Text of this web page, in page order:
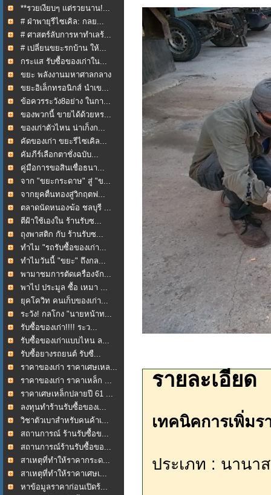
**รวยเงียบๆ แต่รวยนาน!...
# ฝ่าพายุรีไซเคิล: กลย...
# ศาสตร์ลับการหาทำเลร้...
# เปลี่ยนขยะรกบ้าน ให้...
กระแส รับซื้อของเก่าใน...
ขยะ พลังงานมหาศาลกลาง
ใ...
ขยะอิเล็กทรอนิกส์ นำเข...
ข้อควรระวัง8อย่าง ในกา...
ของพวกนี้ ขายได้ด้วยหร...
ของเก่าตัวไหน น่าเก็งก...
คัดของเก่า ขยะรีไซเคิล...
คัมภีร์เลือกตาชั่งฉบับ...
คู่มือการขอสินเชื่อธนา...
จาก "ขยะกระดาษ" สู่ "ข...
จากยุคตื่นทองสู่วิกฤตฟ...
ตลาดนัดหนองฆ้อ ชลบุรี ...
ตีฝ้าใช้เองใน ร้านรับซ...
ถุงพาสติก กับ ร้านรับซ...
ทำไม "รถรับซื้อของเก่า...
ทำไมวันนี้ "ขยะ" ถึงกล...
พามาชมการตัดเครื่องจัก...
พาไป ประมูล ซื้อ เหมา ...
ยุคโควิท คนเก็บของเก่า...
ระวัง! กลโกง "นายหน้าท...
รับซื้อของเก่า!!!! ระว...
รับซื้อของเก่าแบบไหน ล...
รับซื้อยางรถยนต์ รับซื...
ราคาของเก่า ราคาเศษเหล...
ราคาของเก่า ราคาเหล็ก ...
ราคาเศษเหล็กปลายปี 61 ...
ลงทุนทำร้านรับซื้อของเ...
วิชาตัวเบาสำหรับคนค้าเ...
สถานการณ์ ร้านรับซื้อข...
สถานการณ์ร้านรับซื้อขอ...
สาเหตุที่ทำให้ราคากระด...
สาเหตุที่ทำให้ราคาเศษเ...
หาข้อมูลราคาก่อนเปิดร้...
รายละเอียด
เทคนิคการเพิ่มร
ประเภท : นานา